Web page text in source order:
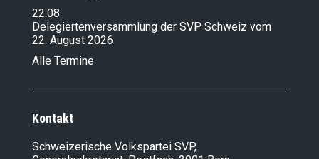
22.08
Delegiertenversammlung der SVP Schweiz vom
22. August 2026
Alle Termine
Kontakt
Schweizerische Volkspartei SVP,